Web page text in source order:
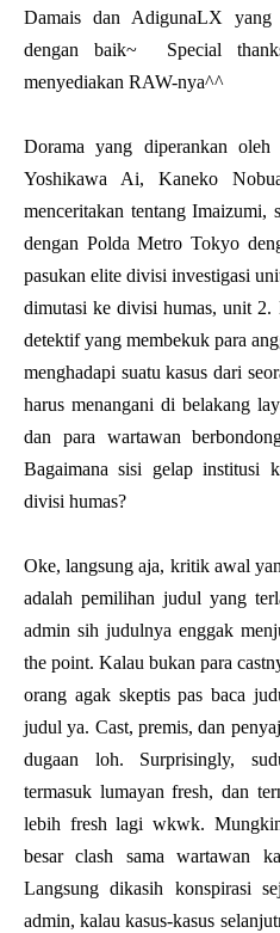
Damais dan AdigunaLX
dengan baik~ Special
menyediakan RAW-nya^^
Dorama yang diperankan
Yoshikawa Ai, Kaneko
menceritakan tentang Imaizumi,
dengan Polda Metro Tokyo
pasukan elite divisi investigasi
dimutasi ke divisi humas, unit 2.
detektif yang membekuk para
menghadapi suatu kasus dari
harus menangani di belakang
dan para wartawan
Bagaimana sisi gelap institusi
divisi humas?
Oke, langsung aja, kritik awal
adalah pemilihan judul yang
admin sih judulnya enggak
the point. Kalau bukan para
orang agak skeptis pas baca
judul ya. Cast, premis, dan
dugaan loh. Surprisingly,
termasuk lumayan fresh, dan
lebih fresh lagi wkwk.
besar clash sama wartawan
Langsung dikasih konspirasi
admin, kalau kasus-kasus